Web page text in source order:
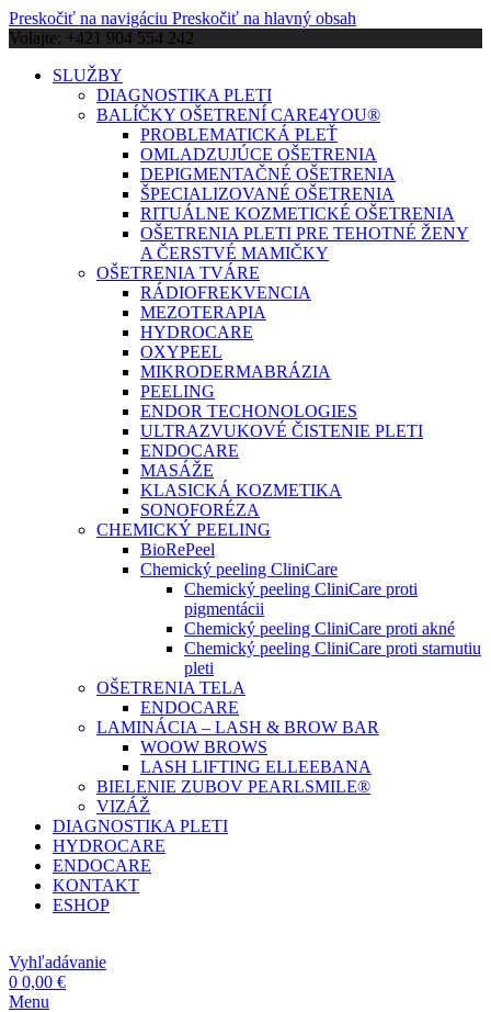
Preskočiť na navigáciu Preskočiť na hlavný obsah
Volajte: +421 904 554 242
SLUŽBY
DIAGNOSTIKA PLETI
BALÍČKY OŠETRENÍ CARE4YOU®
PROBLEMATICKÁ PLEŤ
OMLADZUJÚCE OŠETRENIA
DEPIGMENTAČNÉ OŠETRENIA
ŠPECIALIZOVANÉ OŠETRENIA
RITUÁLNE KOZMETICKÉ OŠETRENIA
OŠETRENIA PLETI PRE TEHOTNÉ ŽENY
A ČERSTVÉ MAMIČKY
OŠETRENIA TVÁRE
RÁDIOFREKVENCIA
MEZOTERAPIA
HYDROCARE
OXYPEEL
MIKRODERMABRÁZIA
PEELING
ENDOR TECHONOLOGIES
ULTRAZVUKOVÉ ČISTENIE PLETI
ENDOCARE
MASÁŽE
KLASICKÁ KOZMETIKA
SONOFORÉZA
CHEMICKÝ PEELING
BioRePeel
Chemický peeling CliniCare
Chemický peeling CliniCare proti
pigmentácii
Chemický peeling CliniCare proti akné
Chemický peeling CliniCare proti starnutiu
pleti
OŠETRENIA TELA
ENDOCARE
LAMINÁCIA – LASH & BROW BAR
WOOW BROWS
LASH LIFTING ELLEEBANA
BIELENIE ZUBOV PEARLSMILE®
VIZÁŽ
DIAGNOSTIKA PLETI
HYDROCARE
ENDOCARE
KONTAKT
ESHOP
Vyhľadávanie
0 0,00 €
Menu